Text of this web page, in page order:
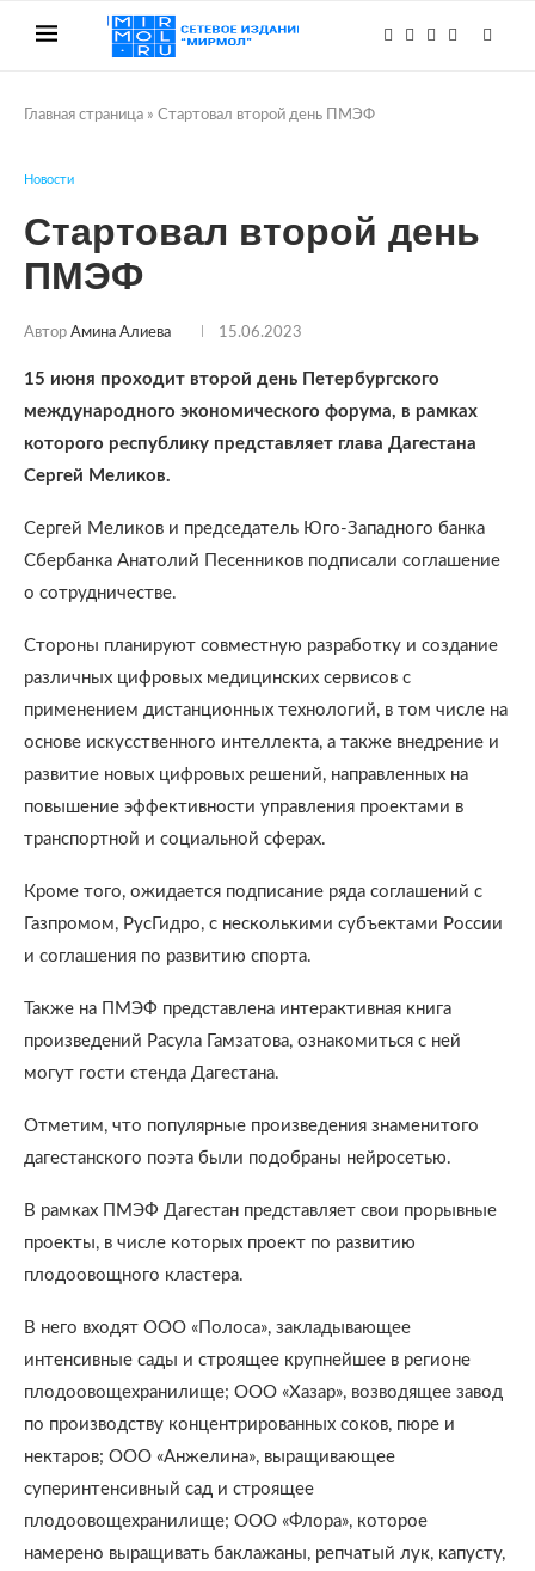
Главная страница » Стартовал второй день ПМЭФ
Новости
Стартовал второй день
ПМЭФ
Автор Амина Алиева 15.06.2023
15 июня проходит второй день Петербургского
международного экономического форума, в рамках
которого республику представляет глава Дагестана
Сергей Меликов.
Сергей Меликов и председатель Юго-Западного банка
Сбербанка Анатолий Песенников подписали соглашение
о сотрудничестве.
Стороны планируют совместную разработку и создание
различных цифровых медицинских сервисов с
применением дистанционных технологий, в том числе на
основе искусственного интеллекта, а также внедрение и
развитие новых цифровых решений, направленных на
повышение эффективности управления проектами в
транспортной и социальной сферах.
Кроме того, ожидается подписание ряда соглашений с
Газпромом, РусГидро, с несколькими субъектами России
и соглашения по развитию спорта.
Также на ПМЭФ представлена интерактивная книга
произведений Расула Гамзатова, ознакомиться с ней
могут гости стенда Дагестана.
Отметим, что популярные произведения знаменитого
дагестанского поэта были подобраны нейросетью.
В рамках ПМЭФ Дагестан представляет свои прорывные
проекты, в числе которых проект по развитию
плодоовощного кластера.
В него входят ООО «Полоса», закладывающее
интенсивные сады и строящее крупнейшее в регионе
плодоовощехранилище; ООО «Хазар», возводящее завод
по производству концентрированных соков, пюре и
нектаров; ООО «Анжелина», выращивающее
суперинтенсивный сад и строящее
плодоовощехранилище; ООО «Флора», которое
намерено выращивать баклажаны, репчатый лук, капусту,